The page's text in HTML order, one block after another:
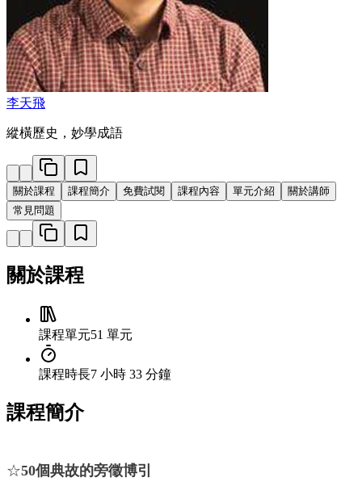
李天飛
縱橫歷史，妙學成語
關於課程 課程簡介 免費試閱 課程內容 單元介紹
關於講師
常見問題
關於課程
課程單元51 單元
課程時長7 小時 33 分鐘
課程簡介
☆50個典故的旁徵博引